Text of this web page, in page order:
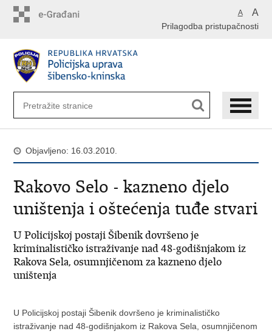
A A
Prilagodba pristupačnosti
Objavljeno: 16.03.2010.
Rakovo Selo - kazneno djelo
uništenja i oštećenja tuđe stvari
U Policijskoj postaji Šibenik dovršeno je
kriminalističko istraživanje nad 48-godišnjakom iz
Rakova Sela, osumnjičenom za kazneno djelo
uništenja
U Policijskoj postaji Šibenik dovršeno je kriminalističko
istraživanje nad 48-godišnjakom iz Rakova Sela, osumnjičenom